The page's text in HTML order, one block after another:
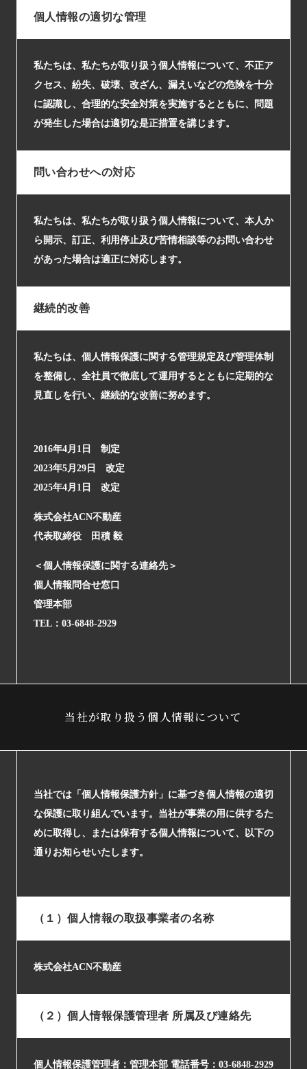
個人情報の適切な管理
私たちは、私たちが取り扱う個人情報について、不正ア
クセス、紛失、破壊、改ざん、漏えいなどの危険を十分
に認識し、合理的な安全対策を実施するとともに、問題
が発生した場合は適切な是正措置を講じます。
問い合わせへの対応
私たちは、私たちが取り扱う個人情報について、本人か
ら開示、訂正、利用停止及び苦情相談等のお問い合わせ
があった場合は適正に対応します。
継続的改善
私たちは、個人情報保護に関する管理規定及び管理体制
を整備し、全社員で徹底して運用するとともに定期的な
見直しを行い、継続的な改善に努めます。
2016年4月1日 制定
2023年5月29日 改定
2025年4月1日 改定
株式会社ACN不動産
代表取締役 田積 毅
＜個人情報保護に関する連絡先＞
個人情報問合せ窓口
管理本部
TEL：03-6848-2929
当社が取り扱う個人情報について
当社では「個人情報保護方針」に基づき個人情報の適切
な保護に取り組んでいます。当社が事業の用に供するた
めに取得し、または保有する個人情報について、以下の
通りお知らせいたします。
（１）個人情報の取扱事業者の名称
株式会社ACN不動産
（２）個人情報保護管理者 所属及び連絡先
個人情報保護管理者：管理本部 電話番号：03-6848-2929